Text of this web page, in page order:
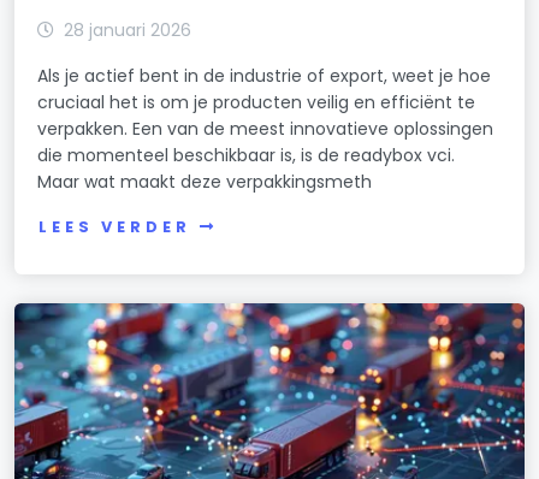
28 januari 2026
Als je actief bent in de industrie of export, weet je hoe
cruciaal het is om je producten veilig en efficiënt te
verpakken. Een van de meest innovatieve oplossingen
die momenteel beschikbaar is, is de readybox vci.
Maar wat maakt deze verpakkingsmeth
LEES VERDER